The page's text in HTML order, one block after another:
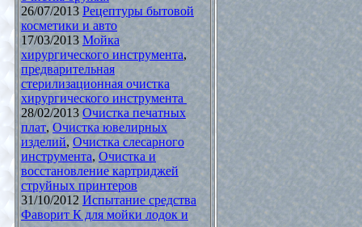
26/07/2013 Рецептуры бытовой
косметики и авто
17/03/2013 Мойка
хирургического инструмента,
предварительная
стерилизационная очистка
хирургического инструмента
28/02/2013 Очистка печатных
плат, Очистка ювелирных
изделий, Очистка слесарного
инструмента, Очистка и
восстановление картриджей
струйных принтеров
31/10/2012 Испытание средства
Фаворит К для мойки лодок и